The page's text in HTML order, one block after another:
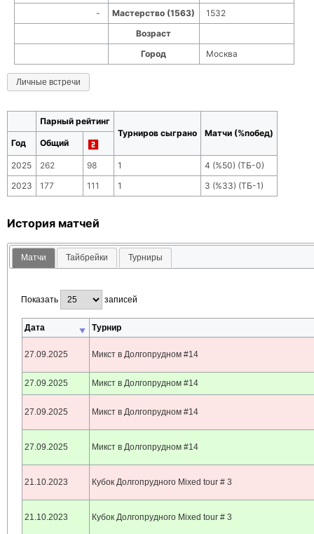
- Мастерство (1563)
1532
Возраст
Город
Москва
Личные встречи
Парный рейтинг
Турниров сыграно
Матчи (%побед)
Год
Общий
2025 262 98 1 4 (%50) (ТБ-0)
2023
177 111 1 3 (%33) (ТБ-1)
История матчей
Матчи Тайбрейки Турниры
Показать записей
Дата Турнир
27.09.2025 Микст в Долгопрудном #14
27.09.2025 Микст в Долгопрудном #14
27.09.2025 Микст в Долгопрудном #14
27.09.2025 Микст в Долгопрудном #14
21.10.2023 Кубок Долгопрудного Mixed tour # 3
21.10.2023 Кубок Долгопрудного Mixed tour # 3